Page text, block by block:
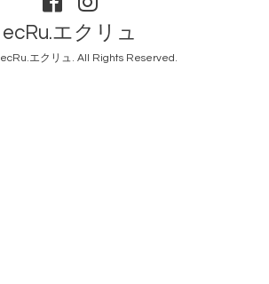
ecRu.エクリュ
ecRu.エクリュ. All Rights Reserved.